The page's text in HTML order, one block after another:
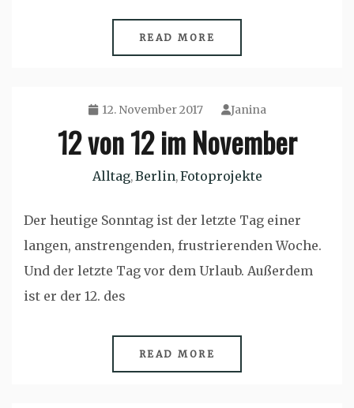
READ MORE
12. November 2017 Janina
12 von 12 im November
Alltag,Berlin,Fotoprojekte
Der heutige Sonntag ist der letzte Tag einer
langen, anstrengenden, frustrierenden Woche.
Und der letzte Tag vor dem Urlaub. Außerdem
ist er der 12. des
READ MORE